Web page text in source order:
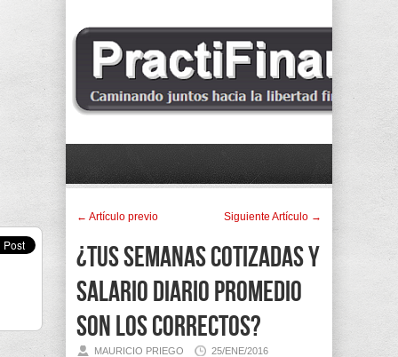
← Artí­culo previo Siguiente Artí­culo →
¿Tus Semanas Cotizadas y
Salario Diario Promedio
son los correctos?
MAURICIO PRIEGO
25/ENE/2016